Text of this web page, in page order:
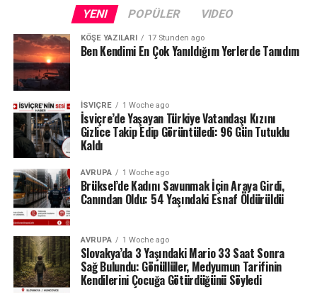
des Brenets de son derece düşük su seviyeleriyle karşı
karşıya.
24 Temmuz ölçümlerinde göl seviyesi denizden 742,13
metre, çıkıştaki su debisi ise yalnızca saniyede 1,2
metreküp olarak kaydedildi. Su seviyesinin düşmesi
nedeniyle göldeki tekne seferleri de durduruldu.
Lac des Brenets daha önce de uzun kuraklık
dönemlerinde benzer sorunlar yaşamış, özellikle 2022
yazında su seviyesi ciddi şekilde gerilemişti.
Ren Şelalesi’ndeki son durum ise İsviçre’de devam eden
yağış eksikliğinin nehir ve göller üzerindeki etkisini
gözler önüne seriyor.
Kaynak: BAFU / BRK News
YENI POPÜLER VIDEO
KÖŞE YAZILARI 17 Stunden ago
Ben Kendimi En Çok Yanıldığım Yerlerde Tanıdım
İSVIÇRE 1 Woche ago
İsviçre’de Yaşayan Türkiye Vatandaşı Kızını
Gizlice Takip Edip Görüntüledi: 96 Gün Tutuklu
Kaldı
AVRUPA 1 Woche ago
Brüksel’de Kadını Savunmak İçin Araya Girdi,
Canından Oldu: 54 Yaşındaki Esnaf Öldürüldü
AVRUPA 1 Woche ago
Slovakya’da 3 Yaşındaki Mario 33 Saat Sonra
Sağ Bulundu: Gönüllüler, Medyumun Tarifinin
Kendilerini Çocuğa Götürdüğünü Söyledi